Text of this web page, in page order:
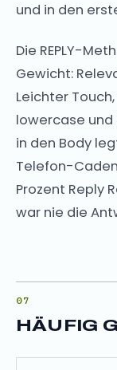
und in den
Die REPLY-
Gewicht:
Leichter
lowercase und
in den Body
Telefon-
Prozent Reply
war nie die
HÄUFIG